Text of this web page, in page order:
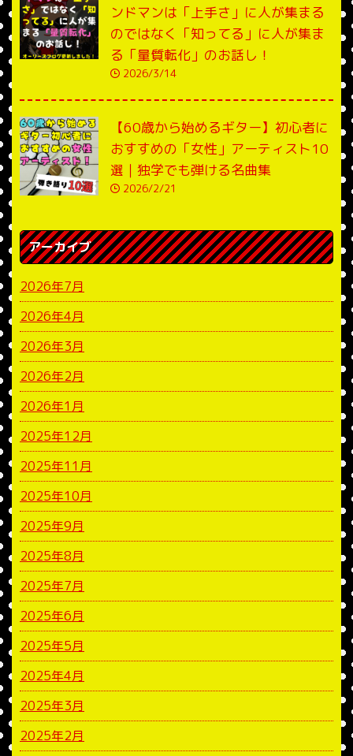
ンドマンは「上手さ」に人が集まる
のではなく「知ってる」に人が集ま
る「量質転化」のお話し！
2026/3/14
【60歳から始めるギター】初心者に
おすすめの「女性」アーティスト10
選｜独学でも弾ける名曲集
2026/2/21
アーカイブ
2026年7月
2026年4月
2026年3月
2026年2月
2026年1月
2025年12月
2025年11月
2025年10月
2025年9月
2025年8月
2025年7月
2025年6月
2025年5月
2025年4月
2025年3月
2025年2月